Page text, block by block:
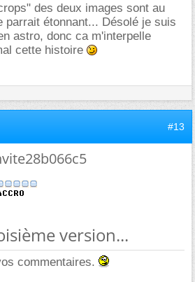
des deux images sont au
parrait étonnant... Désolé je suis
astro, donc ca m'interpelle
cette histoire
#13
version...
commentaires.